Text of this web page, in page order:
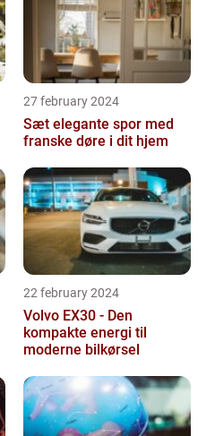
27 february 2024
Sæt elegante spor med
franske døre i dit hjem
22 february 2024
Volvo EX30 - Den
kompakte energi til
moderne bilkørsel